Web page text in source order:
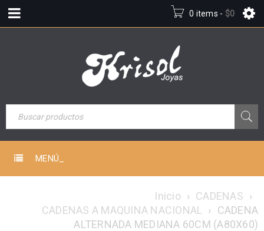
0 items - $0
MENÚ_
Inicio › CADENAS ›
CADENAS A MAQUINA NACIONAL
› CADENA
ALTERNADA MEDIANA 60CM (A80X60)